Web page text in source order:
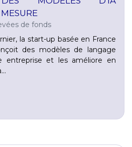
de fonds
la start-up basée en France
des modèles de langage
entreprise et les améliore en